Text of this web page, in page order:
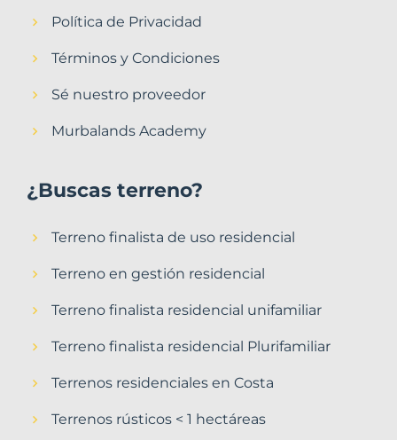
Política de Privacidad
Términos y Condiciones
Sé nuestro proveedor
Murbalands Academy
¿Buscas terreno?
Terreno finalista de uso residencial
Terreno en gestión residencial
Terreno finalista residencial unifamiliar
Terreno finalista residencial Plurifamiliar
Terrenos residenciales en Costa
Terrenos rústicos < 1 hectáreas